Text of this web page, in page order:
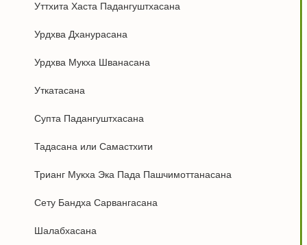
Уттхита Хаста Падангуштхасана
Урдхва Дханурасана
Урдхва Мукха Шванасана
Уткатасана
Супта Падангуштхасана
Тадасана или Самастхити
Трианг Мукха Эка Пада Пашчимоттанасана
Сету Бандха Сарвангасана
Шалабхасана